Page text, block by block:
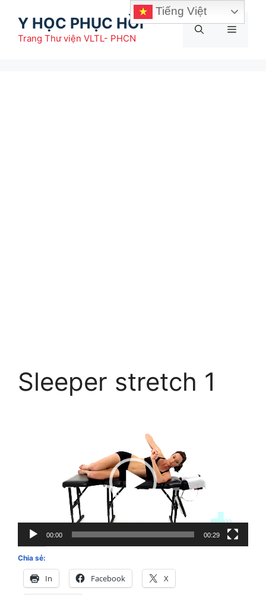
Y HỌC PHỤC HỒI
Trang Thư viện VLTL- PHCN
Menu
Sleeper stretch 1
00:00 00:29
Chia sẻ:
In Facebook X
Tiếng Việt